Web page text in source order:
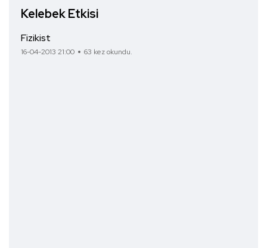
Kelebek Etkisi
Fizikist
16-04-2013 21:00 63 kez okundu.